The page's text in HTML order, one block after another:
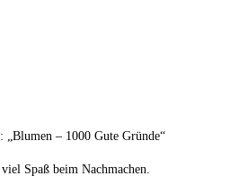
– 1000 Gute Gründe“
Spaß beim Nachmachen.